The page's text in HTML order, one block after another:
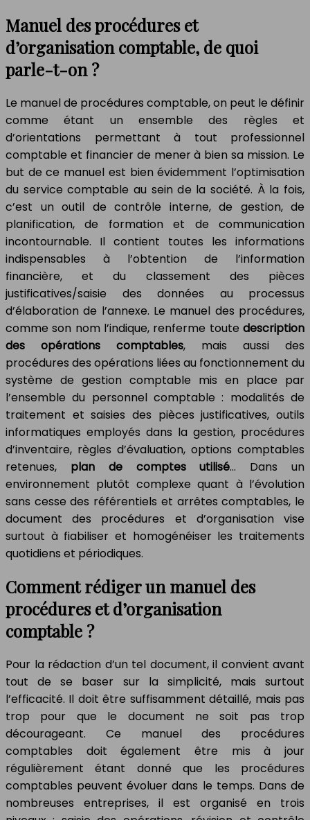
Manuel des procédures et
d’organisation comptable, de quoi
parle-t-on ?
Le manuel de procédures comptable, on peut le définir
comme étant un ensemble des règles et
d’orientations permettant à tout professionnel
comptable et financier de mener à bien sa mission. Le
but de ce manuel est bien évidemment l’optimisation
du service comptable au sein de la société. À la fois,
c’est un outil de contrôle interne, de gestion, de
planification, de formation et de communication
incontournable. Il contient toutes les informations
indispensables à l’obtention de l’information
financière, et du classement des pièces
justificatives/saisie des données au processus
d’élaboration de l’annexe. Le manuel des procédures,
comme son nom l’indique, renferme toute description
des opérations comptables, mais aussi des
procédures des opérations liées au fonctionnement du
système de gestion comptable mis en place par
l’ensemble du personnel comptable : modalités de
traitement et saisies des pièces justificatives, outils
informatiques employés dans la gestion, procédures
d’inventaire, règles d’évaluation, options comptables
retenues, plan de comptes utilisé… Dans un
environnement plutôt complexe quant à l’évolution
sans cesse des référentiels et arrêtes comptables, le
document des procédures et d’organisation vise
surtout à fiabiliser et homogénéiser les traitements
quotidiens et périodiques.
Comment rédiger un manuel des
procédures et d’organisation
comptable ?
Pour la rédaction d’un tel document, il convient avant
tout de se baser sur la simplicité, mais surtout
l’efficacité. Il doit être suffisamment détaillé, mais pas
trop pour que le document ne soit pas trop
décourageant. Ce manuel des procédures
comptables doit également être mis à jour
régulièrement étant donné que les procédures
comptables peuvent évoluer dans le temps. Dans de
nombreuses entreprises, il est organisé en trois